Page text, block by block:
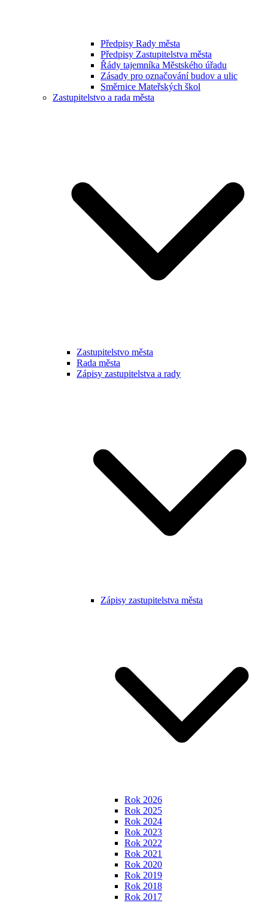
Předpisy Rady města
Předpisy Zastupitelstva města
Řády tajemníka Městského úřadu
Zásady pro označování budov a ulic
Směrnice Mateřských škol
Zastupitelstvo a rada města
Zastupitelstvo města
Rada města
Zápisy zastupitelstva a rady
Zápisy zastupitelstva města
Rok 2026
Rok 2025
Rok 2024
Rok 2023
Rok 2022
Rok 2021
Rok 2020
Rok 2019
Rok 2018
Rok 2017